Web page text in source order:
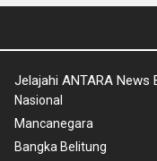
Jelajahi ANTARA News
Nasional
Mancanegara
Bangka Belitung